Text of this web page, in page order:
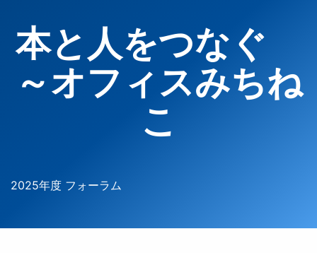
ー
本と人をつなぐ
～オフィスみちね
こ
2025年度 フォーラム